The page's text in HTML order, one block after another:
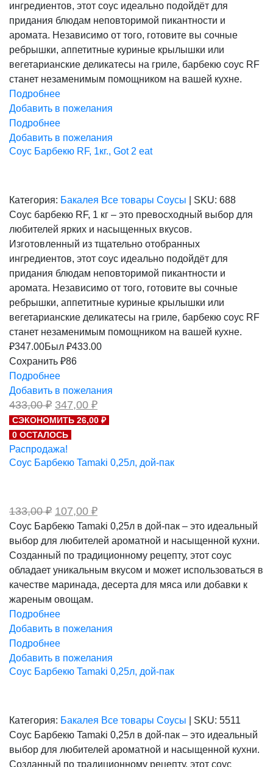
ингредиентов, этот соус идеально подойдёт для
придания блюдам неповторимой пикантности и
аромата. Независимо от того, готовите вы сочные
ребрышки, аппетитные куриные крылышки или
вегетарианские деликатесы на гриле, барбекю соус RF
станет незаменимым помощником на вашей кухне.
Подробнее
Добавить в пожелания
Подробнее
Добавить в пожелания
Соус Барбекю RF, 1кг., Got 2 eat
Категория: Бакалея Все товары Соусы SKU: 688
Соус барбекю RF, 1 кг – это превосходный выбор для
любителей ярких и насыщенных вкусов.
Изготовленный из тщательно отобранных
ингредиентов, этот соус идеально подойдёт для
придания блюдам неповторимой пикантности и
аромата. Независимо от того, готовите вы сочные
ребрышки, аппетитные куриные крылышки или
вегетарианские деликатесы на гриле, барбекю соус RF
станет незаменимым помощником на вашей кухне.
₽347.00Был ₽433.00
Сохранить ₽86
Подробнее
Добавить в пожелания
433,00₽ Первоначальная
цена
составляла
433,00 ₽.
347,00 ₽Текущая
цена:
347,00 ₽.
СЭКОНОМИТЬ 26,00 ₽
0 ОСТАЛОСЬ
Распродажа!
Соус Барбекю Tamaki 0,25л, дой-пак
133,00₽ Первоначальная
цена
составляла
133,00 ₽.
107,00 ₽Текущая
цена:
107,00 ₽.
Соус Барбекю Tamaki 0,25л в дой-пак – это идеальный
выбор для любителей ароматной и насыщенной кухни.
Созданный по традиционному рецепту, этот соус
обладает уникальным вкусом и может использоваться в
качестве маринада, десерта для мяса или добавки к
жареным овощам.
Подробнее
Добавить в пожелания
Подробнее
Добавить в пожелания
Соус Барбекю Tamaki 0,25л, дой-пак
Категория: Бакалея Все товары Соусы SKU: 5511
Соус Барбекю Tamaki 0,25л в дой-пак – это идеальный
выбор для любителей ароматной и насыщенной кухни.
Созданный по традиционному рецепту, этот соус